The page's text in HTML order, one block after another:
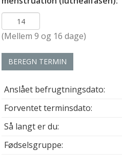
(Mellem 9 og 16 dage)
BEREGN TERMIN
Anslået befrugtningsdato:
Forventet terminsdato:
Så langt er du:
Fødselsgruppe: